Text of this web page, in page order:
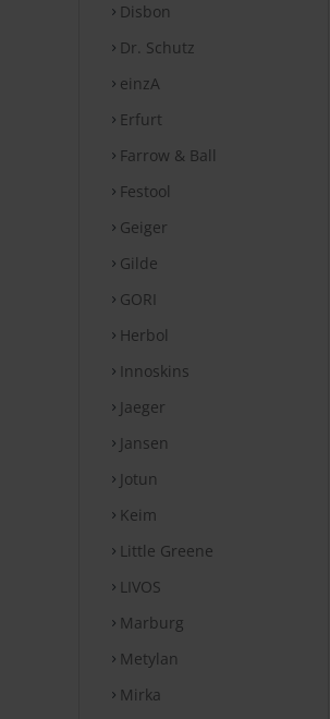
Disbon
Dr. Schutz
einzA
Erfurt
Farrow & Ball
Festool
Geiger
Gilde
GORI
Herbol
Innoskins
Jaeger
Jansen
Jotun
Keim
Little Greene
LIVOS
Marburg
Metylan
Mirka